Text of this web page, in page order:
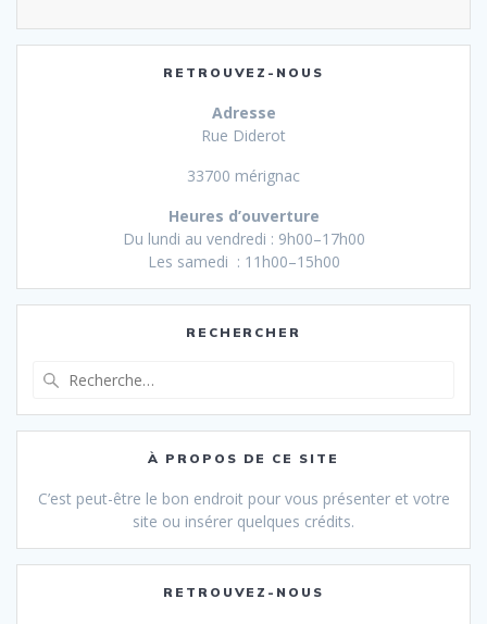
RETROUVEZ-NOUS
Adresse
Rue Diderot
33700 mérignac
Heures d’ouverture
Du lundi au vendredi : 9h00–17h00
Les samedi : 11h00–15h00
RECHERCHER
:
À PROPOS DE CE SITE
C’est peut-être le bon endroit pour vous présenter et votre
site ou insérer quelques crédits.
RETROUVEZ-NOUS